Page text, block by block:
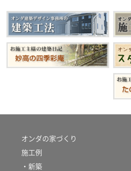
オンダの家づくり
施工例
・新築